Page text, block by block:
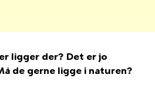
ligger der? Det er jo
de gerne ligge i naturen?